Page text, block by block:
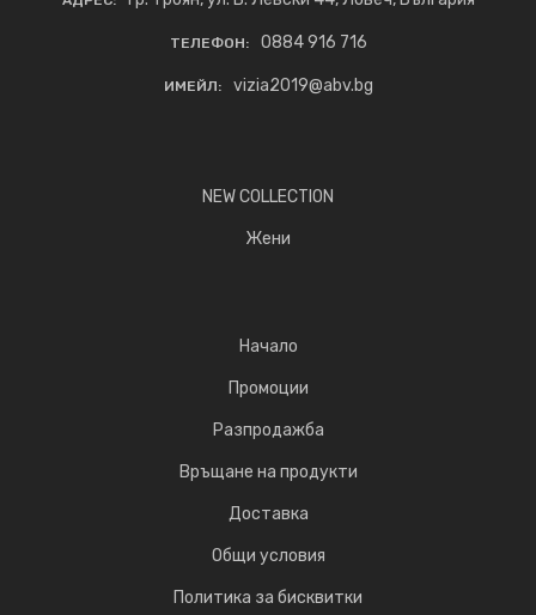
ТЕЛЕФОН: 0884 916 716
ИМЕЙЛ: vizia2019@abv.bg
NEW COLLECTION
Жени
Начало
Промоции
Разпродажба
Връщане на продукти
Доставка
Общи условия
Политика за бисквитки